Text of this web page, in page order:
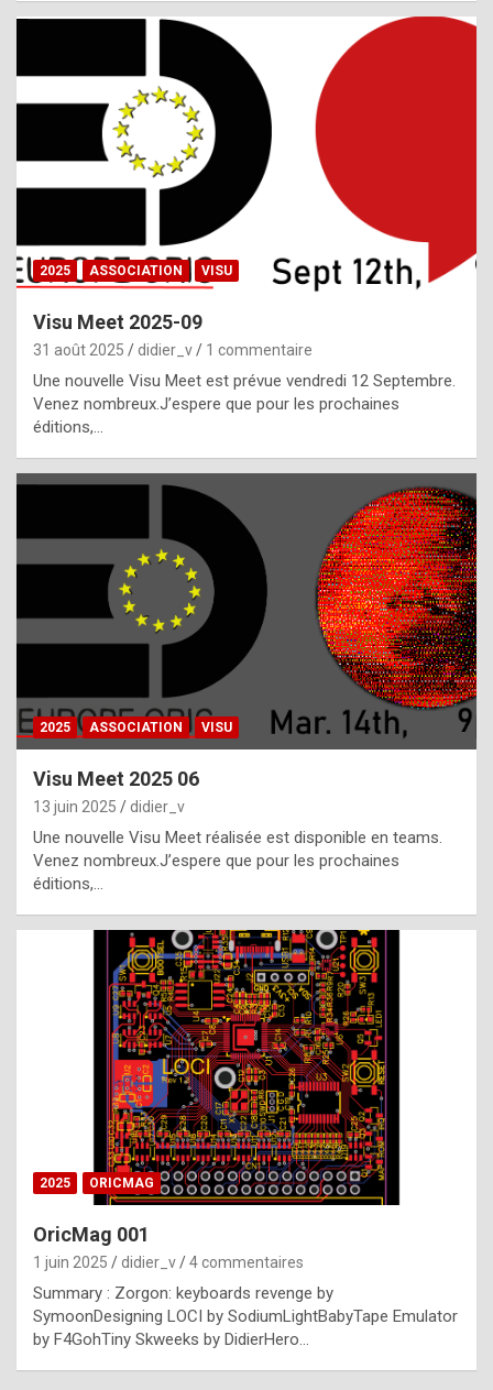
l
,
g
h
t
f
h
a
t
t
e
b
e
s
t
p
h
o
n
y
l
e
x
2025 ASSOCIATION VISU
Visu Meet 2025-09
31 août 2025 didier_v 1 commentaire
Une nouvelle Visu Meet est prévue vendredi 12 Septembre.
Venez nombreux.J’espere que pour les prochaines
éditions,…
2025 ASSOCIATION VISU
Visu Meet 2025 06
13 juin 2025 didier_v
Une nouvelle Visu Meet réalisée est disponible en teams.
Venez nombreux.J’espere que pour les prochaines
éditions,…
2025 ORICMAG
OricMag 001
1 juin 2025 didier_v 4 commentaires
Summary : Zorgon: keyboards revenge by
SymoonDesigning LOCI by SodiumLightBabyTape Emulator
by F4GohTiny Skweeks by DidierHero…